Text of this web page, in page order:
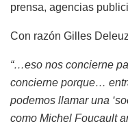
prensa, agencias
Con razón Gilles
“…eso nos concierne
concierne porque…
podemos llamar una
como Michel Foucault